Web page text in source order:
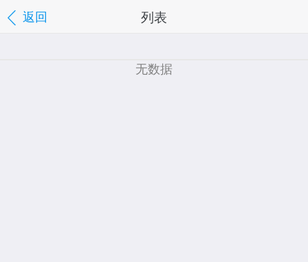
返回 列表
无数据